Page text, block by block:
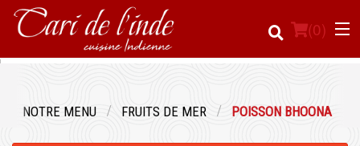
(0)
NOTRE MENU FRUITS DE MER POISSON BHOONA